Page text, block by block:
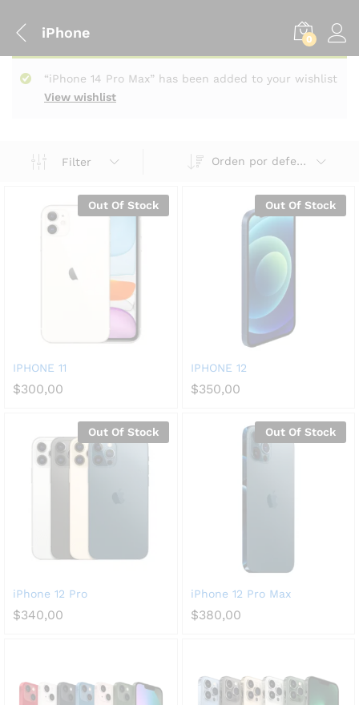
iPhone 0
View wishlist
“iPhone 14 Pro Max” has been added to your wishlist
Filter Orden por defecto
Out Of Stock
IPHONE 11
$300,00
Out Of Stock
IPHONE 12
$350,00
Out Of Stock
iPhone 12 Pro
$340,00
Out Of Stock
iPhone 12 Pro Max
$380,00